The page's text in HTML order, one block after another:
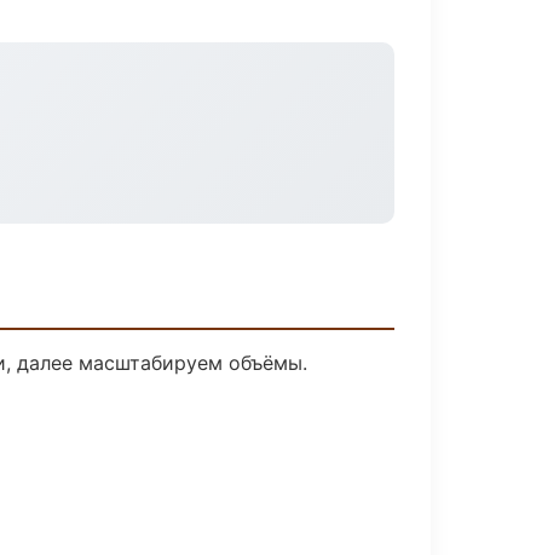
далее масштабируем объёмы.